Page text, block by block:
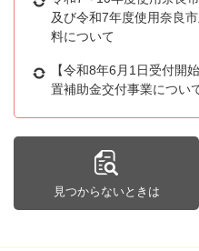
及び令和7年度使用奈良
料について
【令和8年6月1日受付開
置補助金交付事業につい
見つからないときは